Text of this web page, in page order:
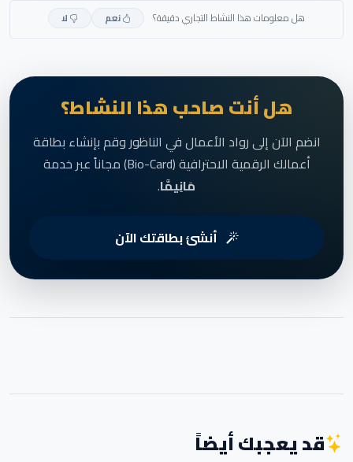
هل معلومات هذا النشاط التجاري دقيقة؟ نعم لا
هل أنت صاحب هذا النشاط؟
انضم الآن إلى رواد الأعمال في الناظور وقم بإنشاء بطاقة
أعمالك الرقمية الاحترافية (Bio-Card) مجاناً عبر خدمة
مَانِيمَّا.
أنشئ بطاقتك الآن
قد يعجبك أيضاً